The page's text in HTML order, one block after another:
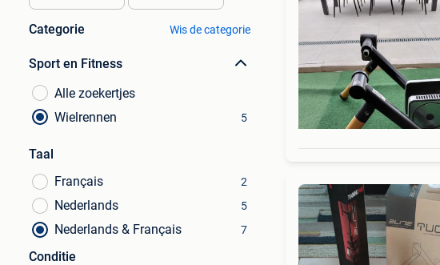
Categorie Wis de categorie
Sport en Fitness
Alle zoekertjes
Wielrennen
5
Taal
Français
2
Nederlands 5
Nederlands & Français 7
Conditie